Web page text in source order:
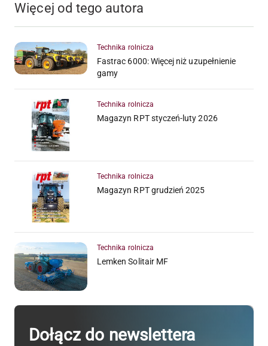
Więcej od tego autora
Technika rolnicza
Fastrac 6000: Więcej niż uzupełnienie
gamy
Technika rolnicza
Magazyn RPT styczeń-luty 2026
Technika rolnicza
Magazyn RPT grudzień 2025
Technika rolnicza
Lemken Solitair MF
Dołącz do newslettera